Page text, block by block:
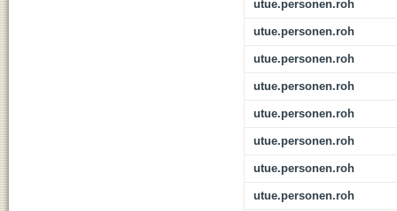
utue.personen.roh
utue.personen.roh
utue.personen.roh
utue.personen.roh
utue.personen.roh
utue.personen.roh
utue.personen.roh
utue.personen.roh